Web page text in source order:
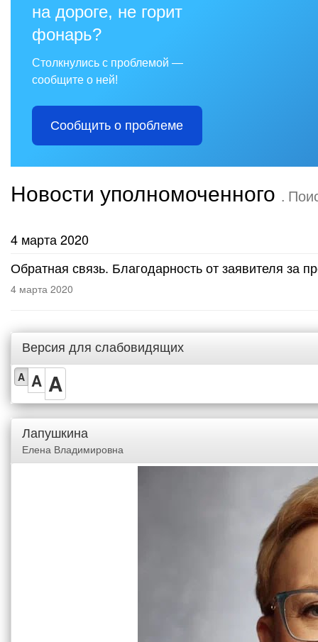
на дороге, не горит
фонарь?
Столкнулись с проблемой —
сообщите о ней!
Сообщить о проблеме
Новости уполномоченного .
4 марта 2020
Обратная связь. Благодарность от заявителя за
4 марта 2020
Версия для слабовидящих
A A A
Лапушкина
Елена Владимировна